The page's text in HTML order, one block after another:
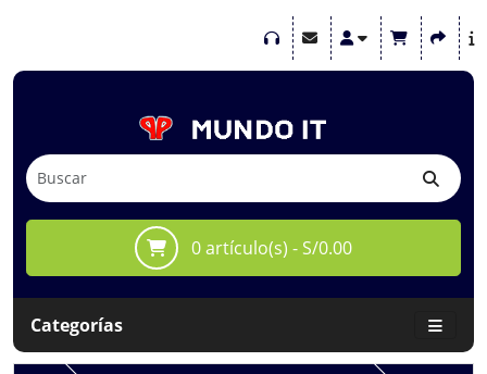
0 artículo(s) - S/0.00
Categorías